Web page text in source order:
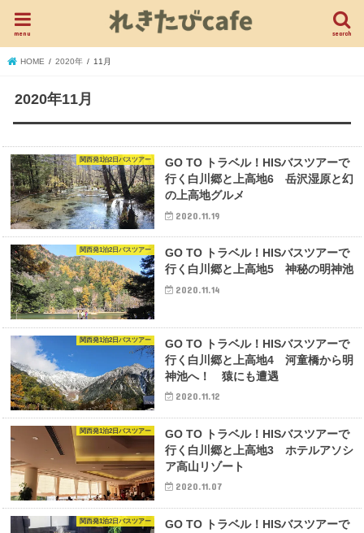
search
menu
HOME 2020年 11月
2020年11月
関西発1泊2日バスツアー
GO TO トラベル！HISバスツアーで
行く白川郷と上高地6 岳沢湿原と幻
の上高地グルメ
2020.11.19
関西発1泊2日バスツアー
GO TO トラベル！HISバスツアーで
行く白川郷と上高地5 神秘の明神池
2020.11.14
関西発1泊2日バスツアー
GO TO トラベル！HISバスツアーで
行く白川郷と上高地4 河童橋から明
神池へ！ 猿にも遭遇
2020.11.12
関西発1泊2日バスツアー
GO TO トラベル！HISバスツアーで
行く白川郷と上高地3 ホテルアソシ
ア高山リゾート
2020.11.07
関西発1泊2日バスツアー
GO TO トラベル！HISバスツアーで